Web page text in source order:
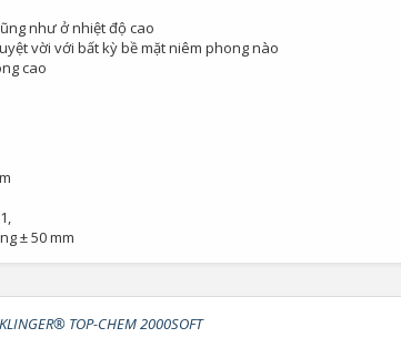
như ở nhiệt độ cao
vời với bất kỳ bề mặt niêm phong nào
cao
± 50 mm
TOP-CHEM 2000SOFT